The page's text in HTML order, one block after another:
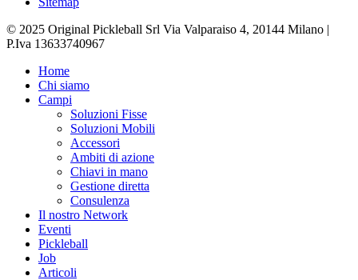
© 2025 Original Pickleball Srl Via Valparaiso 4, 20144 Milano |
P.Iva 13633740967
Close
Menu
Home
Chi siamo
Campi
Soluzioni Fisse
Soluzioni Mobili
Accessori
Ambiti di azione
Chiavi in mano
Gestione diretta
Consulenza
Il nostro Network
Eventi
Pickleball
Job
Articoli